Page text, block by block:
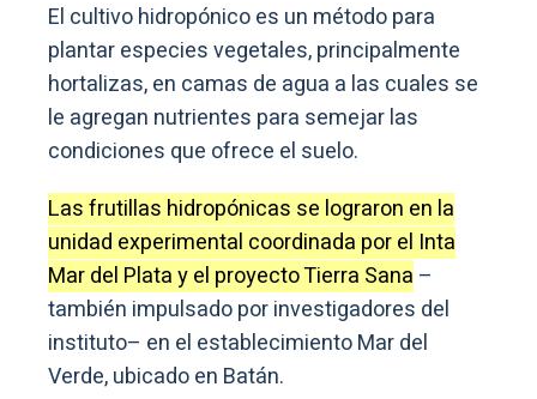
El cultivo hidropónico es un método para
plantar especies vegetales, principalmente
hortalizas, en camas de agua a las cuales se
le agregan nutrientes para semejar las
condiciones que ofrece el suelo.
Las frutillas hidropónicas se lograron en la
unidad experimental coordinada por el Inta
Mar del Plata y el proyecto Tierra Sana –
también impulsado por investigadores del
instituto– en el establecimiento Mar del
Verde, ubicado en Batán.